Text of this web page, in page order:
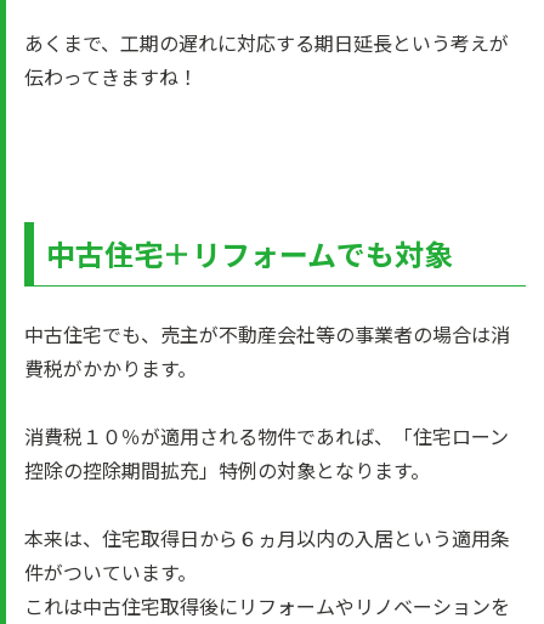
あくまで、工期の遅れに対応する期日延長という考えが
伝わってきますね！
中古住宅＋リフォームでも対象
中古住宅でも、売主が不動産会社等の事業者の場合は消
費税がかかります。
消費税１０％が適用される物件であれば、「住宅ローン
控除の控除期間拡充」特例の対象となります。
本来は、住宅取得日から６ヵ月以内の入居という適用条
件がついています。
これは中古住宅取得後にリフォームやリノベーションを